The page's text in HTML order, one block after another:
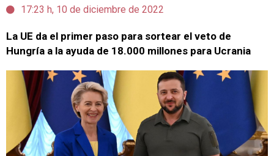
17:23 h, 10 de diciembre de 2022
La UE da el primer paso para sortear el veto de
Hungría a la ayuda de 18.000 millones para Ucrania